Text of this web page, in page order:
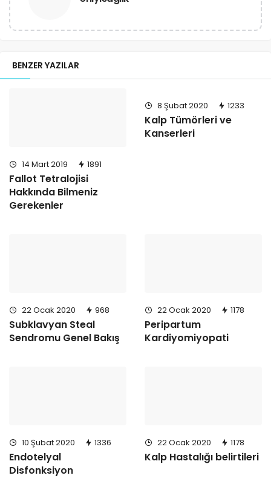
BENZER YAZILAR
14 Mart 2019 1891
Fallot Tetralojisi
Hakkında Bilmeniz
Gerekenler
8 Şubat 2020 1233
Kalp Tümörleri ve
Kanserleri
22 Ocak 2020 968
Subklavyan Steal
Sendromu Genel Bakış
22 Ocak 2020 1178
Peripartum
Kardiyomiyopati
10 Şubat 2020 1336
Endotelyal
Disfonksiyon
22 Ocak 2020 1178
Kalp Hastalığı belirtileri